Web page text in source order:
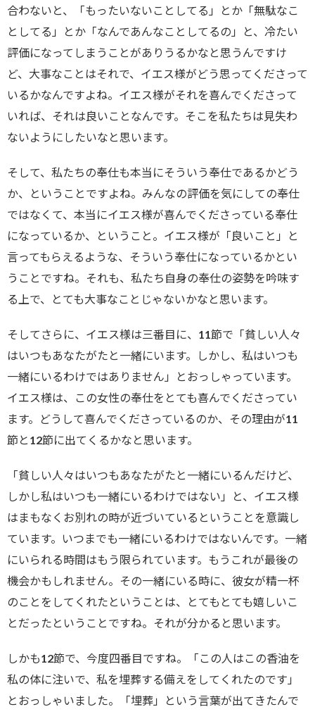
合わないと、「もったいないことしてる」とか「無駄なこ
としてる」とか「なんであんなことしてるの」と、冷たい
評価になってしまうことがありうるかなと思うんですけ
ど、大事なことはそれで、イエス様がどう思ってくださって
いるかなんですよね。イエス様がそれを喜んでくださって
いれば、それは良いことなんです。そこを私たちは見失わ
ないようにしたいなと思います。
そして、私たちの奉仕も本当にそういう奉仕であるかどう
か、ということですよね。みんなの評価を気にしての奉仕
ではなくて、本当にイエス様が喜んでくださっている奉仕
になっているか、ということ。イエス様が「良いこと」と
言ってもらえるような、そういう奉仕になっているかとい
うことですね。それも、私たち自身の奉仕の姿勢を吟味す
る上で、とても大事なことじゃないかなと思います。
そしてさらに、イエス様は三番目に、11節で「貧しい人々
はいつもあなたがたと一緒にいます。しかし、私はいつも
一緒にいるわけではありません」とおっしゃっています。
イエス様は、この女性の奉仕をとても喜んでくださってい
ます。どうして喜んでくださっているのか、その理由が11
節と12節に出てくるかなと思います。
「貧しい人々はいつもあなたがたと一緒にいるんだけど、
しかし私はいつも一緒にいるわけではない」と、イエス様
はまもなくお別れの時が近づいているということを意識し
ています。いつまでも一緒にいるわけではないんです。一緒
にいられる時間はもう限られています。もうこれが最後の
機会かもしれません。その一緒にいる時に、彼女が精一杯
のことをしてくれたということは、とてもとても嬉しいこ
とだったということですね。それが分かると思います。
しかも12節で、今度四番目ですね。「この人はこの香油を
私の体に注いで、私を埋葬する備えをしてくれたのです」
とおっしゃいました。「埋葬」という言葉が出てきたんで